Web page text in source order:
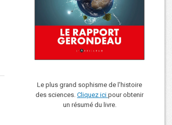
Le plus grand sophisme de l'histoire
des sciences. Cliquez ici pour obtenir
un résumé du livre.